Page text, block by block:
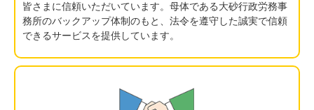
皆さまに信頼いただいています。母体である大砂行政労務事
務所のバックアップ体制のもと、法令を遵守した誠実で信頼
できるサービスを提供しています。